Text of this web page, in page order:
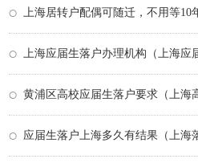
上海居转户配偶可随迁，不用等10
上海应届生落户办理机构（上海应
黄浦区高校应届生落户要求（上海
应届生落户上海多久有结果（上海